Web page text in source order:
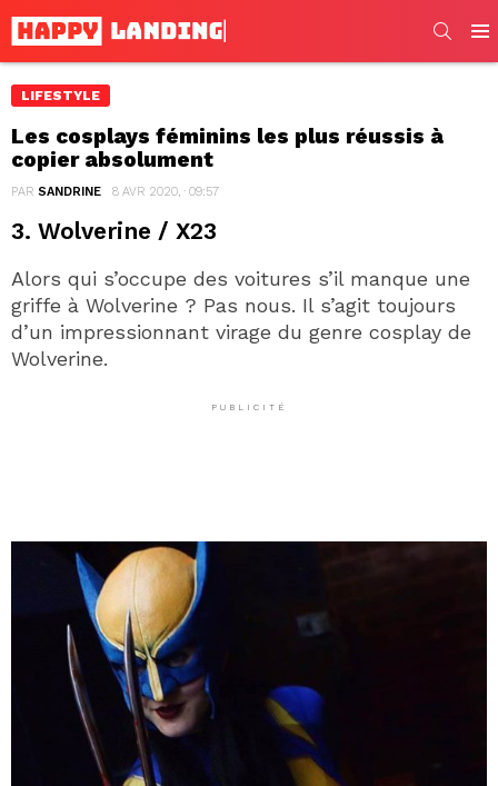
LIFESTYLE
Les cosplays féminins les plus réussis à
copier absolument
PAR SANDRINE 8 AVR 2020, · 09:57
3. Wolverine / X23
Alors qui s’occupe des voitures s’il manque une
griffe à Wolverine ? Pas nous. Il s’agit toujours
d’un impressionnant virage du genre cosplay de
Wolverine.
PUBLICITÉ